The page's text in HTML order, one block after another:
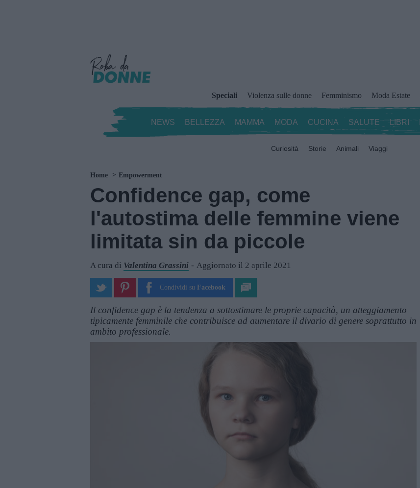
Speciali Violenza sulle donne Femminismo Moda Estate
NEWS BELLEZZA MAMMA MODA CUCINA SALUTE LIBRI
Curiosità Storie Animali Viaggi
Home Empowerment
Confidence gap, come
l'autostima delle femmine viene
limitata sin da piccole
A cura di Valentina Grassini Aggiornato il 2 aprile 2021
Condividi su Facebook
Il confidence gap è la tendenza a sottostimare le proprie capacità, un atteggiamento
tipicamente femminile che contribuisce ad aumentare il divario di genere soprattutto in
ambito professionale.